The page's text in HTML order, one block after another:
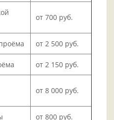
от 700 руб.
от 2 500 руб.
от 2 150 руб.
от 8 000 руб.
от 800 руб.